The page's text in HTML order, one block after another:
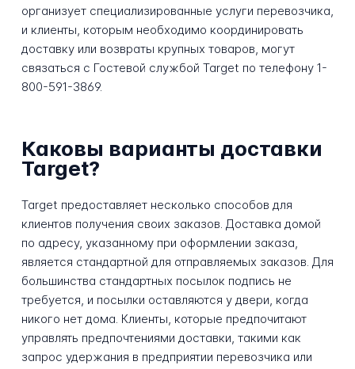
организует специализированные услуги перевозчика,
и клиенты, которым необходимо координировать
доставку или возвраты крупных товаров, могут
связаться с Гостевой службой Target по телефону 1-
800-591-3869.
Каковы варианты доставки
Target?
Target предоставляет несколько способов для
клиентов получения своих заказов. Доставка домой
по адресу, указанному при оформлении заказа,
является стандартной для отправляемых заказов. Для
большинства стандартных посылок подпись не
требуется, и посылки оставляются у двери, когда
никого нет дома. Клиенты, которые предпочитают
управлять предпочтениями доставки, такими как
запрос удержания в предприятии перевозчика или